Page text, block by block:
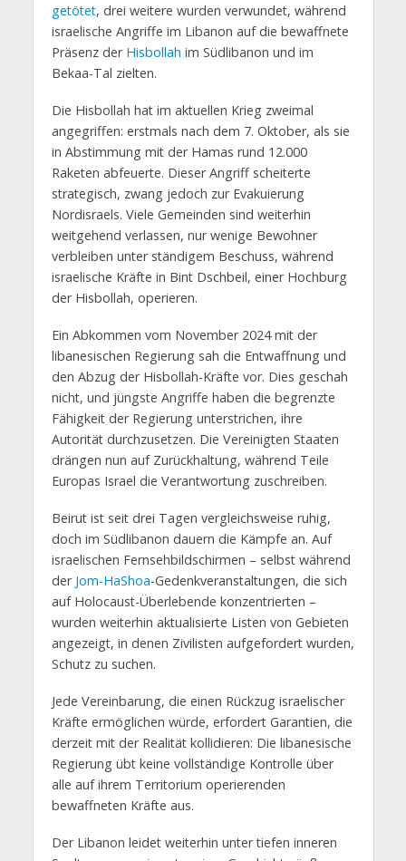
getötet, drei weitere wurden verwundet, während
israelische Angriffe im Libanon auf die bewaffnete
Präsenz der Hisbollah im Südlibanon und im
Bekaa-Tal zielten.
Die Hisbollah hat im aktuellen Krieg zweimal
angegriffen: erstmals nach dem 7. Oktober, als sie
in Abstimmung mit der Hamas rund 12.000
Raketen abfeuerte. Dieser Angriff scheiterte
strategisch, zwang jedoch zur Evakuierung
Nordisraels. Viele Gemeinden sind weiterhin
weitgehend verlassen, nur wenige Bewohner
verbleiben unter ständigem Beschuss, während
israelische Kräfte in Bint Dschbeil, einer Hochburg
der Hisbollah, operieren.
Ein Abkommen vom November 2024 mit der
libanesischen Regierung sah die Entwaffnung und
den Abzug der Hisbollah-Kräfte vor. Dies geschah
nicht, und jüngste Angriffe haben die begrenzte
Fähigkeit der Regierung unterstrichen, ihre
Autorität durchzusetzen. Die Vereinigten Staaten
drängen nun auf Zurückhaltung, während Teile
Europas Israel die Verantwortung zuschreiben.
Beirut ist seit drei Tagen vergleichsweise ruhig,
doch im Südlibanon dauern die Kämpfe an. Auf
israelischen Fernsehbildschirmen – selbst während
der Jom-HaShoa-Gedenkveranstaltungen, die sich
auf Holocaust-Überlebende konzentrierten –
wurden weiterhin aktualisierte Listen von Gebieten
angezeigt, in denen Zivilisten aufgefordert wurden,
Schutz zu suchen.
Jede Vereinbarung, die einen Rückzug israelischer
Kräfte ermöglichen würde, erfordert Garantien, die
derzeit mit der Realität kollidieren: Die libanesische
Regierung übt keine vollständige Kontrolle über
alle auf ihrem Territorium operierenden
bewaffneten Kräfte aus.
Der Libanon leidet weiterhin unter tiefen inneren